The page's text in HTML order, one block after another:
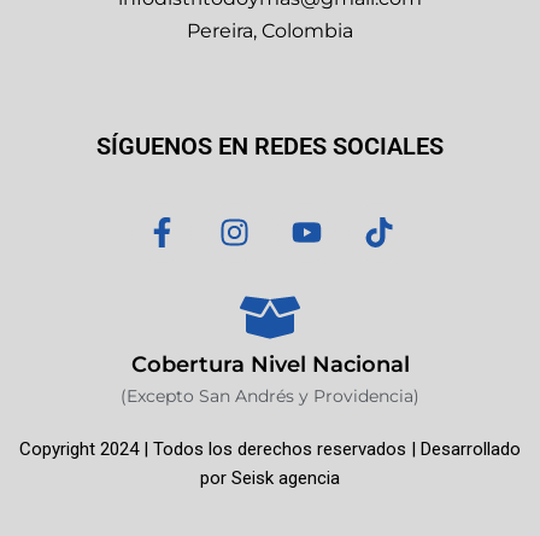
Pereira, Colombia
SÍGUENOS EN REDES SOCIALES
F
a
o
o
-
I
n
t
a
g
r
m
Y
o
b
e
T
i
k
Cobertura Nivel Nacional
(Excepto San Andrés y Providencia)
Copyright 2024 | Todos los derechos reservados | Desarrollado
por Seisk agencia